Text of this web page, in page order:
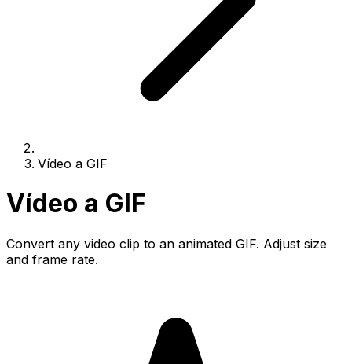
Vídeo a GIF
Vídeo a GIF
Convert any video clip to an animated GIF. Adjust size
and frame rate.